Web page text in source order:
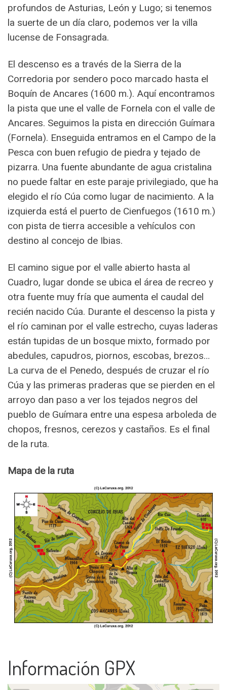
profundos de Asturias, León y Lugo; si tenemos
la suerte de un día claro, podemos ver la villa
lucense de Fonsagrada.
El descenso es a través de la Sierra de la
Corredoria por sendero poco marcado hasta el
Boquín de Ancares (1600 m.). Aquí encontramos
la pista que une el valle de Fornela con el valle de
Ancares. Seguimos la pista en dirección Guímara
(Fornela). Enseguida entramos en el Campo de la
Pesca con buen refugio de piedra y tejado de
pizarra. Una fuente abundante de agua cristalina
no puede faltar en este paraje privilegiado, que ha
elegido el río Cúa como lugar de nacimiento. A la
izquierda está el puerto de Cienfuegos (1610 m.)
con pista de tierra accesible a vehículos con
destino al concejo de Ibias.
El camino sigue por el valle abierto hasta al
Cuadro, lugar donde se ubica el área de recreo y
otra fuente muy fría que aumenta el caudal del
recién nacido Cúa. Durante el descenso la pista y
el río caminan por el valle estrecho, cuyas laderas
están tupidas de un bosque mixto, formado por
abedules, capudros, piornos, escobas, brezos…
La curva de el Penedo, después de cruzar el río
Cúa y las primeras praderas que se pierden en el
arroyo dan paso a ver los tejados negros del
pueblo de Guímara entre una espesa arboleda de
chopos, fresnos, cerezos y castaños. Es el final
de la ruta.
Mapa de la ruta
Información GPX